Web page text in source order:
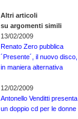
Altri articoli
su argomenti simili
13/02/2009
Renato Zero pubblica
´Presente´, il nuovo disco,
in maniera alternativa
12/02/2009
Antonello Venditti presenta
un doppio cd per le donne